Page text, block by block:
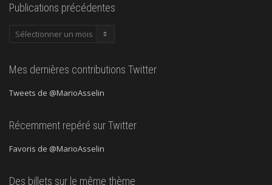
Publications précédentes
Publications
Mes dernières contributions Twitter
Tweets de @MarioAsselin
Récemment repéré sur Twitter
Favoris de @MarioAsselin
Des billets sur le même thème